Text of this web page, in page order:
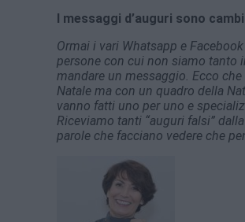
I messaggi d’auguri sono
Ormai i vari Whatsapp e
persone con cui non siamo tanto
mandare un messaggio. Ecco
Natale ma con un quadro della
vanno fatti uno per uno e
Riceviamo tanti “auguri falsi”
parole che facciano vedere che